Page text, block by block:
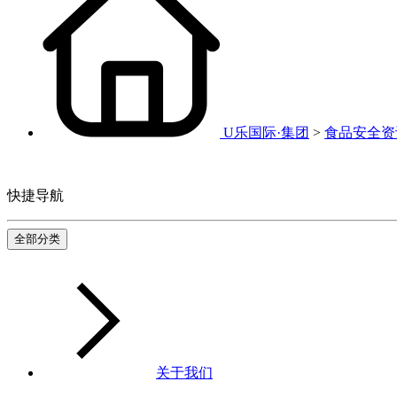
U乐国际·集团 > 食品安全
快捷导航
全部分类
关于我们